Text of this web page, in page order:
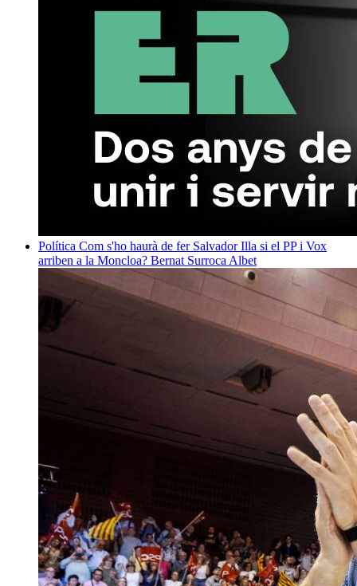
Política Com s'ho haurà de fer Salvador Illa si el PP i Vox
arriben a la Moncloa? Bernat Surroca Albet